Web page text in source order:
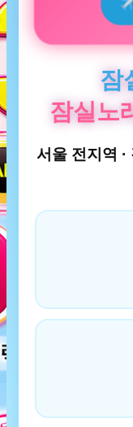
잠
잠실노
서울 전지역